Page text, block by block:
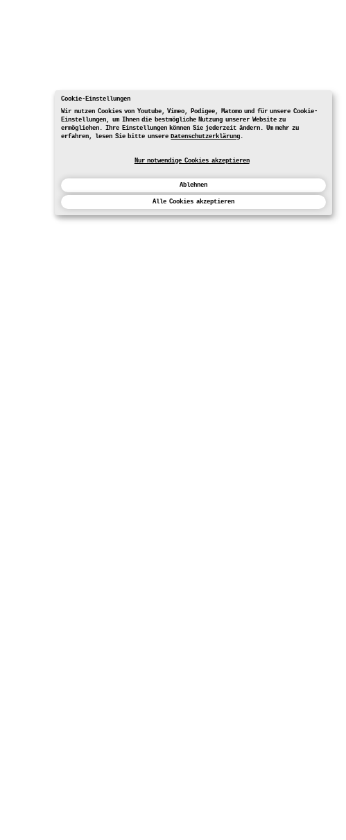
Cookie-Einstellungen
Wir nutzen Cookies von Youtube, Vimeo, Podigee, Matomo und für unsere Cookie-
Einstellungen, um Ihnen die bestmögliche Nutzung unserer Website zu
ermöglichen. Ihre Einstellungen können Sie jederzeit ändern. Um mehr zu
erfahren, lesen Sie bitte unsereDatenschutzerklärung.
Nur notwendige Cookies akzeptieren
Ablehnen
Alle Cookies akzeptieren